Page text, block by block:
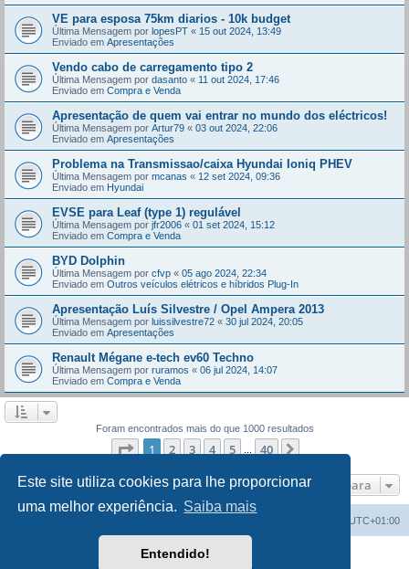
Este site utiliza cookies para lhe proporcionar
uma melhor experiência. Saiba mais
Entendido!
VE para esposa 75km diarios - 10k budget
Última Mensagem por lopesPT « 15 out 2024, 13:49
Enviado em Apresentações
Vendo cabo de carregamento tipo 2
Última Mensagem por dasanto « 11 out 2024, 17:46
Enviado em Compra e Venda
Apresentação de quem vai entrar no mundo dos eléctricos!
Última Mensagem por Artur79 « 03 out 2024, 22:06
Enviado em Apresentações
Problema na Transmissao/caixa Hyundai Ioniq PHEV
Última Mensagem por mcanas « 12 set 2024, 09:36
Enviado em Hyundai
EVSE para Leaf (type 1) regulável
Última Mensagem por jfr2006 « 01 set 2024, 15:12
Enviado em Compra e Venda
BYD Dolphin
Última Mensagem por cfvp « 05 ago 2024, 22:34
Enviado em Outros veículos elétricos e híbridos Plug-In
Apresentação Luís Silvestre / Opel Ampera 2013
Última Mensagem por luissilvestre72 « 30 jul 2024, 20:05
Enviado em Apresentações
Renault Mégane e-tech ev60 Techno
Última Mensagem por ruramos « 06 jul 2024, 14:07
Enviado em Compra e Venda
Foram encontrados mais do que 1000 resultados
Página de 40
1 2 3 4 5 40
Ir para
UTC+01:00
Desenvolvido porphpBB® Forum Software © phpBB Limited